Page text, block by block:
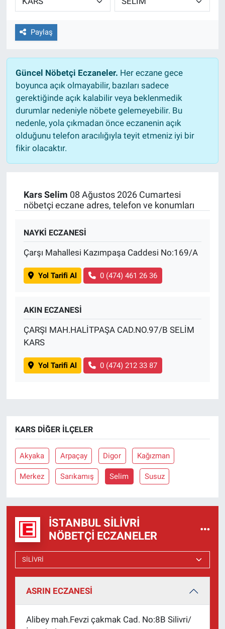
Paylaş
Güncel Nöbetçi Eczaneler. Her eczane gece
boyunca açık olmayabilir, bazıları sadece
gerektiğinde açık kalabilir veya beklenmedik
durumlar nedeniyle nöbete gelemeyebilir. Bu
nedenle, yola çıkmadan önce eczanenin açık
olduğunu telefon aracılığıyla teyit etmeniz iyi bir
fikir olacaktır.
Kars Selim 08 Ağustos 2026 Cumartesi
nöbetçi eczane adres, telefon ve konumları
NAYKİ ECZANESİ
Çarşı Mahallesi Kazımpaşa Caddesi No:169/A
Yol Tarifi Al 0 (474) 461 26 36
AKIN ECZANESİ
ÇARŞI MAH.HALİTPAŞA CAD.NO.97/B SELİM
KARS
Yol Tarifi Al 0 (474) 212 33 87
KARS DIĞER İLÇELER
Akyaka Arpaçay Digor Kağızman
Merkez Sarıkamış Selim Susuz
İSTANBUL SILIVRI
NÖBETÇI ECZANELER
ASRIN ECZANESİ
Alibey mah.Fevzi çakmak Cad. No:8B Silivri/